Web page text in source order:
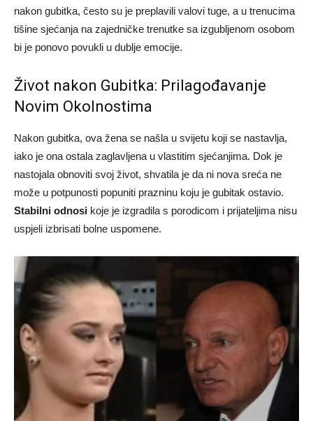
nakon gubitka, često su je preplavili valovi tuge, a u trenucima
tišine sjećanja na zajedničke trenutke sa izgubljenom osobom
bi je ponovo povukli u dublje emocije.
Život nakon Gubitka: Prilagođavanje
Novim Okolnostima
Nakon gubitka, ova žena se našla u svijetu koji se nastavlja,
iako je ona ostala zaglavljena u vlastitim sjećanjima. Dok je
nastojala obnoviti svoj život, shvatila je da ni nova sreća ne
može u potpunosti popuniti prazninu koju je gubitak ostavio.
Stabilni odnosi koje je izgradila s porodicom i prijateljima nisu
uspjeli izbrisati bolne uspomene.